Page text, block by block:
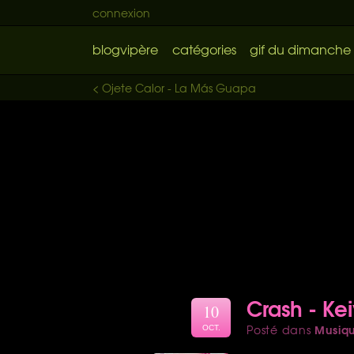
connexion
blogvipère catégories gif du dimanche
< Ojete Calor - La Más Guapa
Crash -
Posté dans
10
OCT.